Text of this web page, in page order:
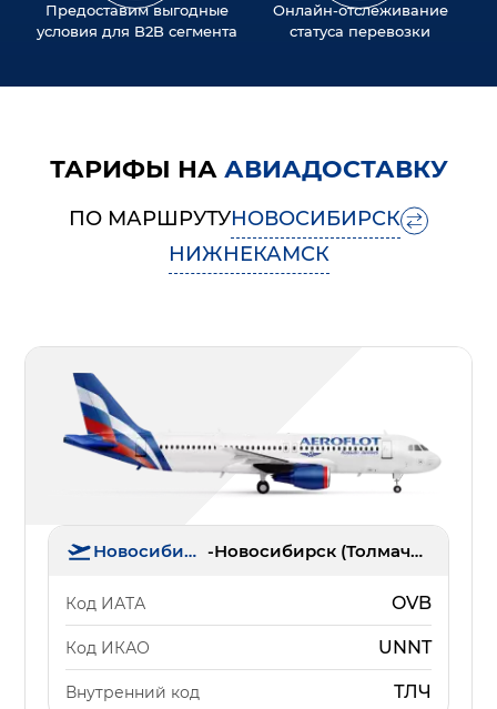
Предоставим выгодные
условия для B2B сегмента
Онлайн-отслеживание
статуса перевозки
ТАРИФЫ НА АВИАДОСТАВКУ
ПО МАРШРУТУНОВОСИБИРСК
НИЖНЕКАМСК
Новосибирск - Новосибирск (Толмачёво)
Код ИАТА OVB
Код ИКАО UNNT
Внутренний код ТЛЧ